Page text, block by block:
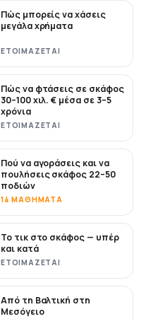
ΣΎΝΤΟΜΑ
Πώς μπορείς να χάσεις
μεγάλα χρήματα
ΕΤΟΙΜΆΖΕΤΑΙ
ΝΈΟ
Πώς να φτάσεις σε σκάφος
30–100 χιλ. € μέσα σε 3–5
χρόνια
ΕΤΟΙΜΆΖΕΤΑΙ
ΣΎΝΤΟΜΑ
Πού να αγοράσεις και να
πουλήσεις σκάφος 22–50
ποδιών
14 ΜΑΘΉΜΑΤΑ
ΣΎΝΤΟΜΑ
Το τικ στο σκάφος — υπέρ
και κατά
ΕΤΟΙΜΆΖΕΤΑΙ
ΣΎΝΤΟΜΑ
Από τη Βαλτική στη
Μεσόγειο